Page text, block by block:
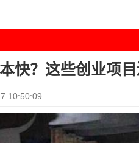
快？这些创业项
10:50:09